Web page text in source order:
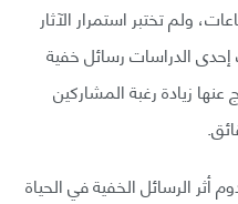
ولم تختبر استمرار الآثار
الدراسات رسائل خفية
زيادة رغبة المشاركين
الرسائل الخفية في الحياة